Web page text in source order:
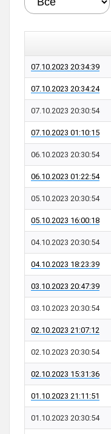
07.10.2023 20:34:39
07.10.2023 20:34:24
07.10.2023 20:30:54
07.10.2023 01:10:15
06.10.2023 20:30:54
06.10.2023 01:22:54
05.10.2023 20:30:54
05.10.2023 16:00:18
04.10.2023 20:30:54
04.10.2023 18:23:39
03.10.2023 20:47:39
03.10.2023 20:30:54
02.10.2023 21:07:12
02.10.2023 20:30:54
02.10.2023 15:31:36
01.10.2023 21:11:51
01.10.2023 20:30:54